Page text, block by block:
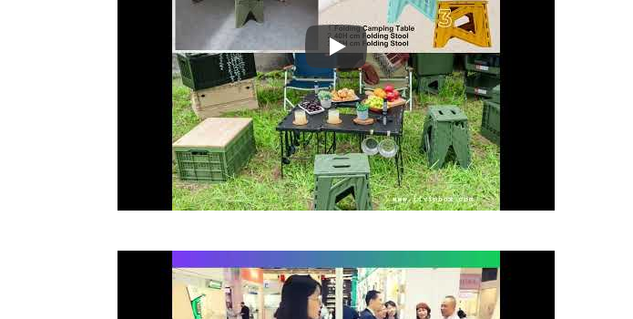
Ambiente 2024 : La vitrine captivante de livinbox